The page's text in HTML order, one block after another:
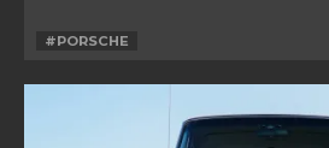
#PORSCHE